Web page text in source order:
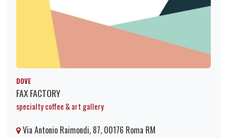
DOVE
FAX FACTORY
specialty coffee & art gallery
Via Antonio Raimondi, 87, 00176 Roma RM